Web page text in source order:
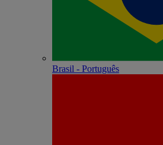
Brasil - Português